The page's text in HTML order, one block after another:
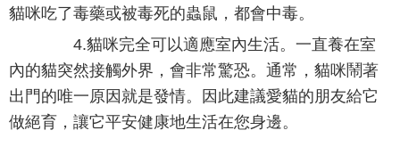
貓咪吃了毒藥或被毒死的蟲鼠，都會中毒。
4.貓咪完全可以適應室內生活。一直養在室
內的貓突然接觸外界，會非常驚恐。通常，貓咪鬧著
出門的唯一原因就是發情。因此建議愛貓的朋友給它
做絕育，讓它平安健康地生活在您身邊。